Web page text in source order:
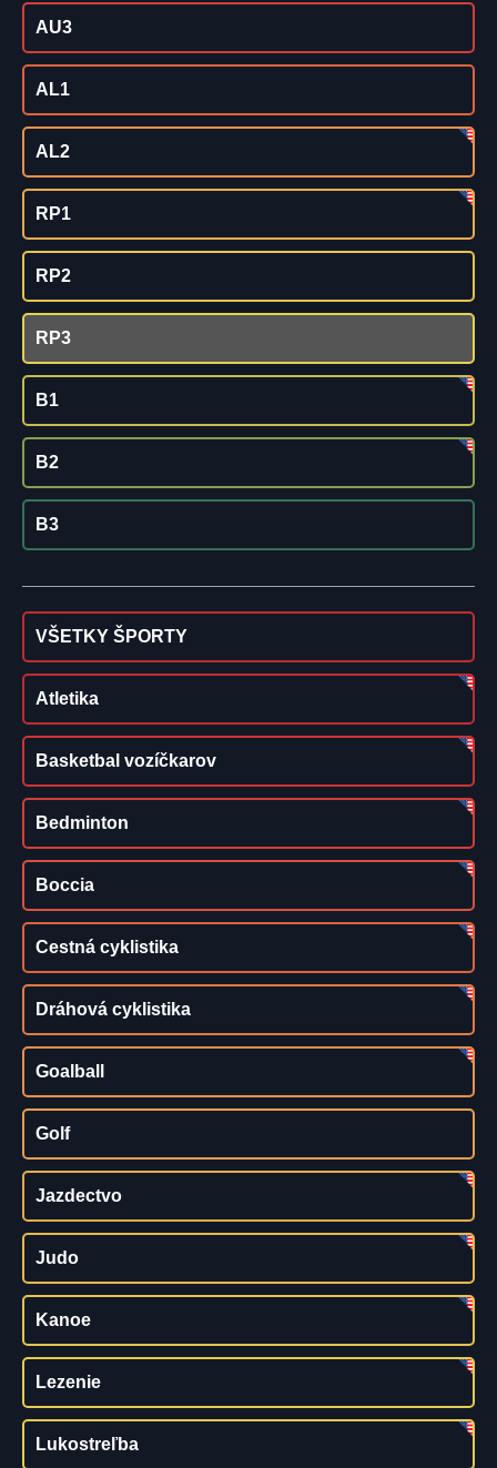
AU3
AL1
AL2
RP1
RP2
RP3
B1
B2
B3
VŠETKY ŠPORTY
Atletika
Basketbal vozíčkarov
Bedminton
Boccia
Cestná cyklistika
Dráhová cyklistika
Goalball
Golf
Jazdectvo
Judo
Kanoe
Lezenie
Lukostreľba